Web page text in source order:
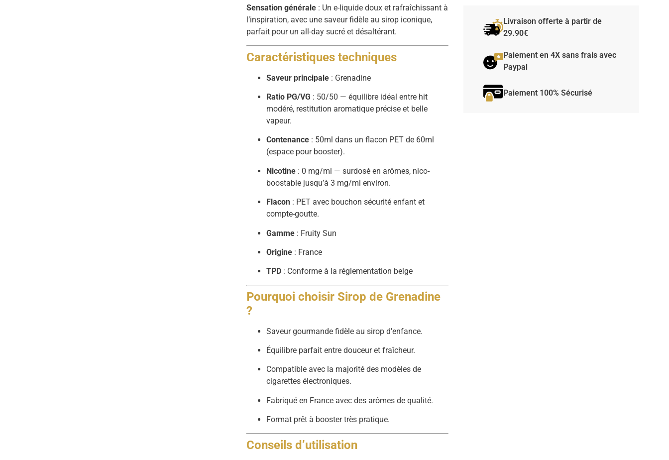
Sensation générale : Un e-liquide doux et rafraîchissant à
l’inspiration, avec une saveur fidèle au sirop iconique,
parfait pour un all-day sucré et désaltérant.
Caractéristiques techniques
Saveur principale : Grenadine
Ratio PG/VG : 50/50 — équilibre idéal entre hit
modéré, restitution aromatique précise et belle
vapeur.
Contenance : 50ml dans un flacon PET de 60ml
(espace pour booster).
Nicotine : 0 mg/ml — surdosé en arômes, nico-
boostable jusqu’à 3 mg/ml environ.
Flacon : PET avec bouchon sécurité enfant et
compte-goutte.
Gamme : Fruity Sun
Origine : France
TPD : Conforme à la réglementation belge
Pourquoi choisir Sirop de Grenadine
?
Saveur gourmande fidèle au sirop d’enfance.
Équilibre parfait entre douceur et fraîcheur.
Compatible avec la majorité des modèles de
cigarettes électroniques.
Fabriqué en France avec des arômes de qualité.
Format prêt à booster très pratique.
Conseils d’utilisation
Livraison offerte à partir de
29.90€
Paiement en 4X sans frais avec
Paypal
Paiement 100% Sécurisé